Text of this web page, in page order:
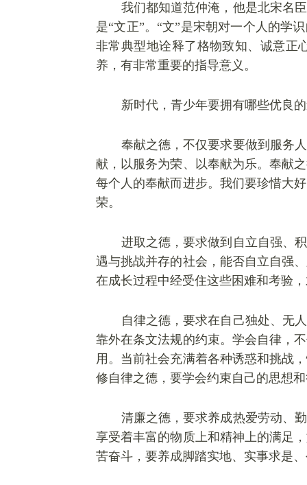
我们都知道范仲淹，他是北宋名
是“文正”。“文”是宋朝对一个人的学
非常典型地诠释了格物致知、诚意正
养，有非常重要的指导意义。
新时代，青少年要拥有哪些优良
奉献之德，不仅要求要做到服务
献，以服务为荣、以奉献为乐。奉献
每个人的奉献而进步。我们要珍惜大
荣。
进取之德，要求做到自立自强、
遇与挑战并存的社会，能否自立自强
在成长过程中经受住这些困难和考验
自律之德，要求在自己独处、无
靠外在条文法规的约束。学会自律，
用。当前社会充满着各种诱惑和挑战
修自律之德，要学会约束自己的思想
清廉之德，要求养成热爱劳动、
享受着丰富的物质上和精神上的满足
苦奋斗，要养成脚踏实地、实事求是